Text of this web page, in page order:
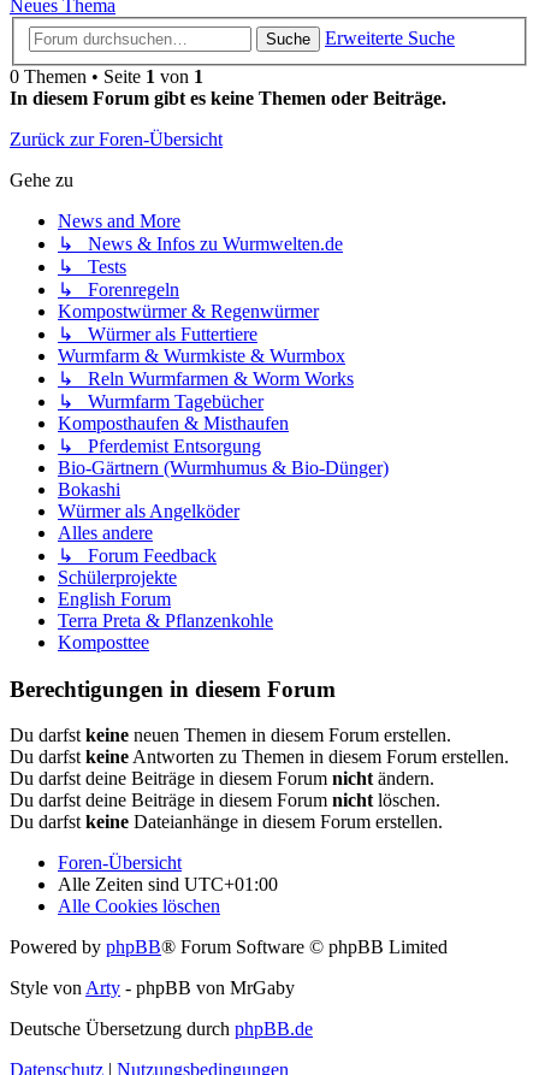
Neues Thema
Suche
Erweiterte Suche
0 Themen • Seite 1 von 1
In diesem Forum gibt es keine Themen oder Beiträge.
Zurück zur Foren-Übersicht
Gehe zu
News and More
↳ News & Infos zu Wurmwelten.de
↳ Tests
↳ Forenregeln
Kompostwürmer & Regenwürmer
↳ Würmer als Futtertiere
Wurmfarm & Wurmkiste & Wurmbox
↳ Reln Wurmfarmen & Worm Works
↳ Wurmfarm Tagebücher
Komposthaufen & Misthaufen
↳ Pferdemist Entsorgung
Bio-Gärtnern (Wurmhumus & Bio-Dünger)
Bokashi
Würmer als Angelköder
Alles andere
↳ Forum Feedback
Schülerprojekte
English Forum
Terra Preta & Pflanzenkohle
Komposttee
Berechtigungen in diesem Forum
Du darfstkeine neuen Themen in diesem Forum erstellen.
Du darfstkeineAntworten zu Themen in diesem Forum erstellen.
Du darfst deine Beiträge in diesem Forum nichtändern.
Du darfst deine Beiträge in diesem Forum nichtlöschen.
Du darfstkeine Dateianhänge in diesem Forum erstellen.
Foren-Übersicht
Alle Zeiten sind UTC+01:00
Alle Cookies löschen
Powered by phpBB® Forum Software © phpBB Limited
Style vonArty - phpBB von MrGaby
Deutsche Übersetzung durch phpBB.de
Datenschutz | Nutzungsbedingungen